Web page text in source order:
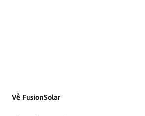
Về FusionSolar